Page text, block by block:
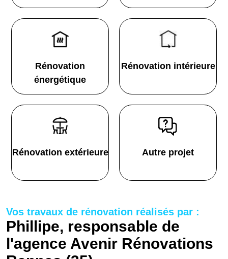
Rénovation
énergétique
Rénovation intérieure
Rénovation extérieure Autre projet
Vos travaux de rénovation réalisés par :
Phillipe, responsable de
l'agence Avenir Rénovations